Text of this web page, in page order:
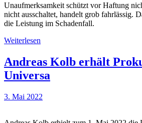
Unaufmerksamkeit schützt vor Haftung
nicht ausschaltet, handelt grob fahrlässig.
die Leistung im Schadenfall.
Weiterlesen
Andreas Kolb erhält
Universa
3. Mai 2022